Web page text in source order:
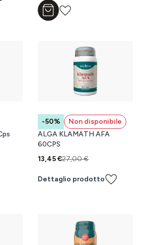
Aggiungi al carrello
-50%
Non disponibile
ALGA KLAMATH AFA
60CPS
13,45 €27,00 €
Dettaglio prodotto